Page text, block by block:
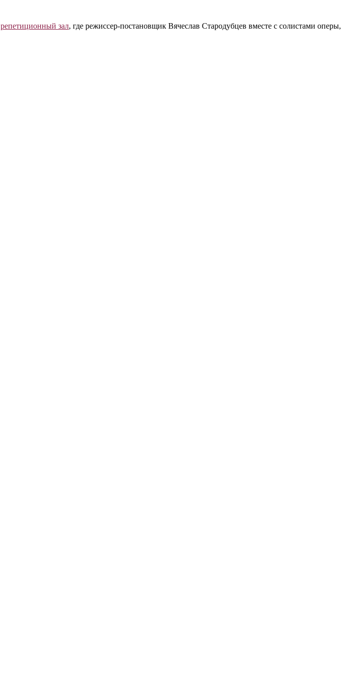
репетиционный зал, где режиссер-постановщик Вячеслав Стародубцев вместе с солистами оперы,